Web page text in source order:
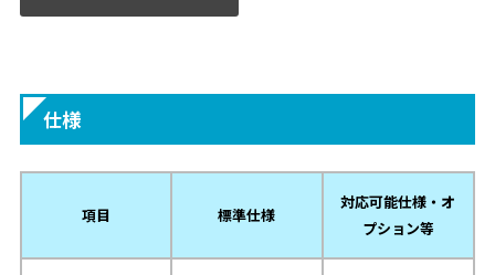
仕様
項目 標準仕様
対応可能仕様・オ
プション等